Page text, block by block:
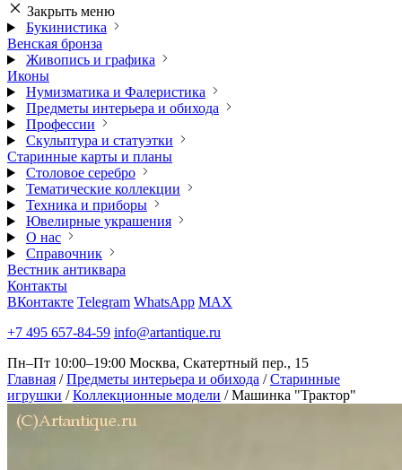
Закрыть меню
Букинистика
Венская бронза
Живопись и графика
Иконы
Нумизматика и Фалеристика
Предметы интерьера и обихода
Профессии
Скульптура и статуэтки
Старинные карты и планы
Столовое серебро
Тематические коллекции
Техника и приборы
Ювелирные украшения
О нас
Справочник
Вестник антиквара
Контакты
ВКонтакте Telegram WhatsApp MAX
+7 495 657-84-59 info@artantique.ru
Пн–Пт 10:00–19:00 Москва, Скатертный пер., 15
Главная / Предметы интерьера и обихода / Старинные
игрушки / Коллекционные модели / Машинка "Трактор"